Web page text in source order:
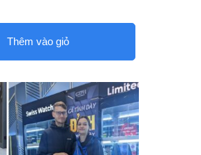
Thêm vào giỏ